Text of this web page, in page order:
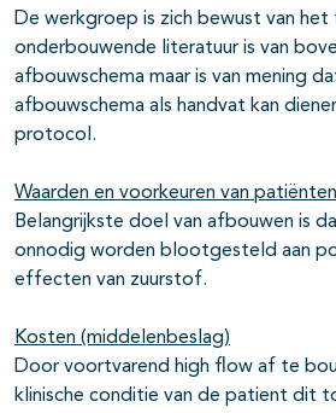
De werkgroep is zich bewust van
onderbouwende literatuur is van
afbouwschema maar is van mening
afbouwschema als handvat kan
protocol.
Waarden en voorkeuren van patiënten
Belangrijkste doel van afbouwen is
onnodig worden blootgesteld aan
effecten van zuurstof.
Kosten (middelenbeslag)
Door voortvarend high flow af te
klinische conditie van de patient dit